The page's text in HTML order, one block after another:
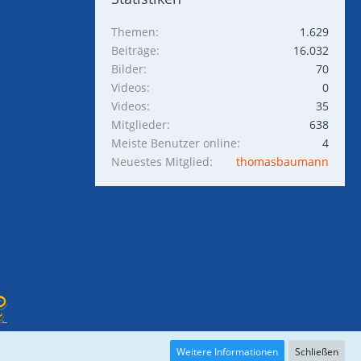
Themen
1.629
Beiträge
16.032
Bilder
70
Videos
0
Videos
35
Mitglieder
638
Meiste Benutzer online
4
Neuestes Mitglied
thomasbaumann
Weitere Informationen Schließen